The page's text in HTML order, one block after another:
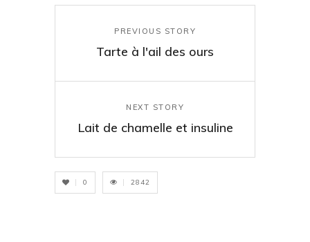
PREVIOUS STORY
Tarte à l'ail des ours
NEXT STORY
Lait de chamelle et insuline
0 2842